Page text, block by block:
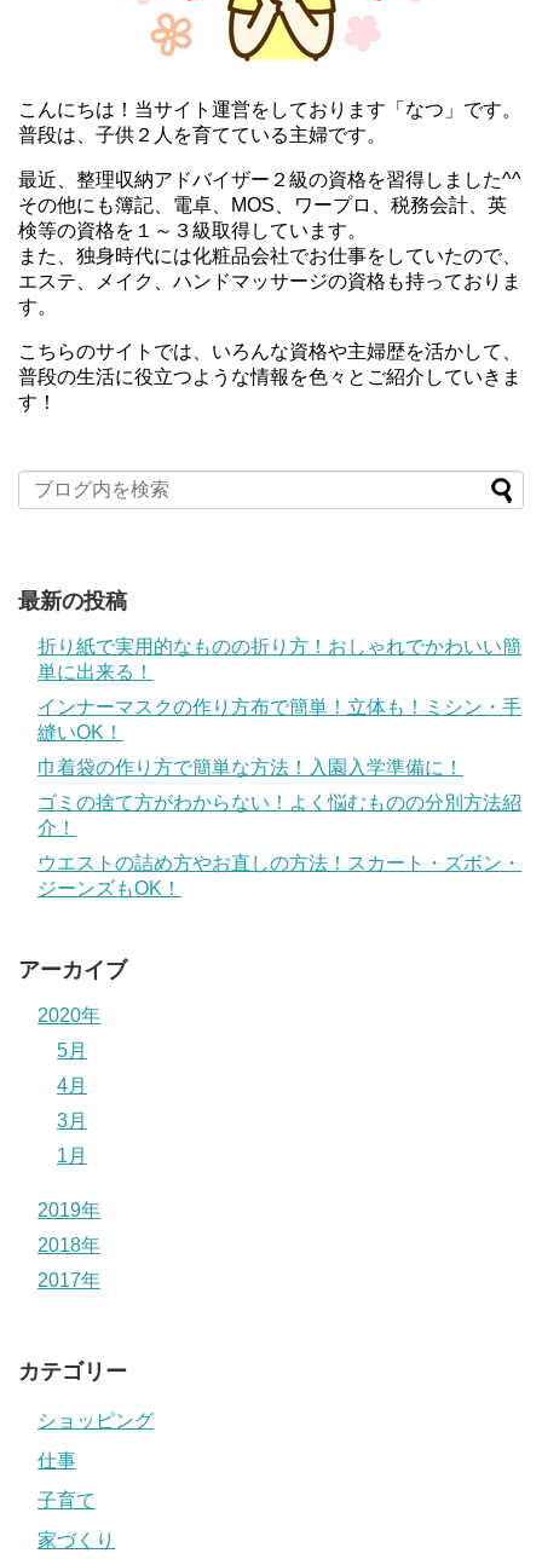
こんにちは！当サイト運営をしております「なつ」です。
普段は、子供２人を育てている主婦です。
最近、整理収納アドバイザー２級の資格を習得しました^^
その他にも簿記、電卓、MOS、ワープロ、税務会計、英
検等の資格を１～３級取得しています。
また、独身時代には化粧品会社でお仕事をしていたので、
エステ、メイク、ハンドマッサージの資格も持っておりま
す。
こちらのサイトでは、いろんな資格や主婦歴を活かして、
普段の生活に役立つような情報を色々とご紹介していきま
す！
最新の投稿
折り紙で実用的なものの折り方！おしゃれでかわいい簡
単に出来る！
インナーマスクの作り方布で簡単！立体も！ミシン・手
縫いOK！
巾着袋の作り方で簡単な方法！入園入学準備に！
ゴミの捨て方がわからない！よく悩むものの分別方法紹
介！
ウエストの詰め方やお直しの方法！スカート・ズボン・
ジーンズもOK！
アーカイブ
2020年
5月
4月
3月
1月
2019年
2018年
2017年
カテゴリー
ショッピング
仕事
子育て
家づくり